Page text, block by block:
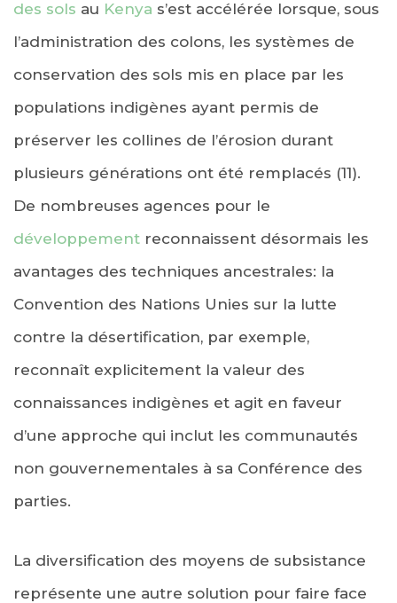
des sols au Kenya s’est accélérée lorsque, sous
l’administration des colons, les systèmes de
conservation des sols mis en place par les
populations indigènes ayant permis de
préserver les collines de l’érosion durant
plusieurs générations ont été remplacés (11).
De nombreuses agences pour le
développement reconnaissent désormais les
avantages des techniques ancestrales: la
Convention des Nations Unies sur la lutte
contre la désertification, par exemple,
reconnaît explicitement la valeur des
connaissances indigènes et agit en faveur
d’une approche qui inclut les communautés
non gouvernementales à sa Conférence des
parties.
La diversification des moyens de subsistance
représente une autre solution pour faire face